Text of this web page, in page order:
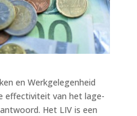
en Werkgelegenheid
effectiviteit van het lage-
Het LIV is een